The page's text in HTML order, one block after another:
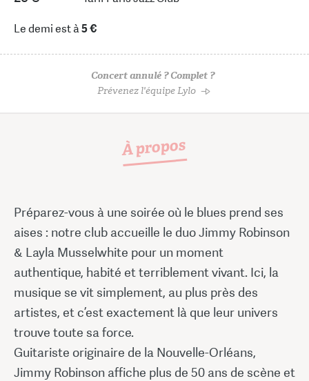
Le demi est à5 €
Concert annulé ? Complet ?
Prévenez l'équipe Lylo
À propos
Préparez-vous à une soirée où le blues prend ses
aises : notre club accueille le duo Jimmy Robinson
& Layla Musselwhite pour un moment
authentique, habité et terriblement vivant. Ici, la
musique se vit simplement, au plus près des
artistes, et c’est exactement là que leur univers
trouve toute sa force.
Guitariste originaire de la Nouvelle-Orléans,
Jimmy Robinson affiche plus de 50 ans de scène et